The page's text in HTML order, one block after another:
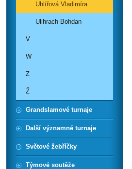
Uhlířová Vladimíra
Ulihrach Bohdan
V
W
Z
Ž
Grandslamové turnaje
Další významné turnaje
Světové žebříčky
Týmové soutěže